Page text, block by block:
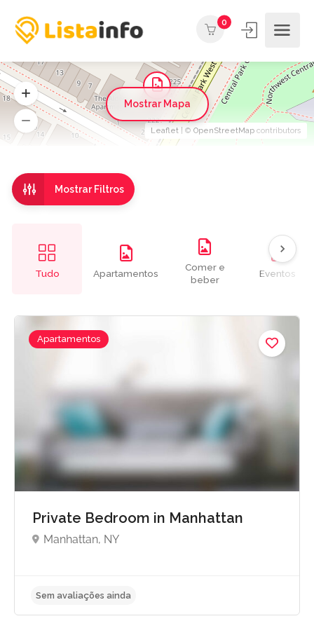
0
Mostrar Filtros
Tudo Apartamentos
Comer e
beber
Eventos
Apartamentos
Private Bedroom in Manhattan
Manhattan, NY
Leaflet | © OpenStreetMap contributors
Mostrar Mapa